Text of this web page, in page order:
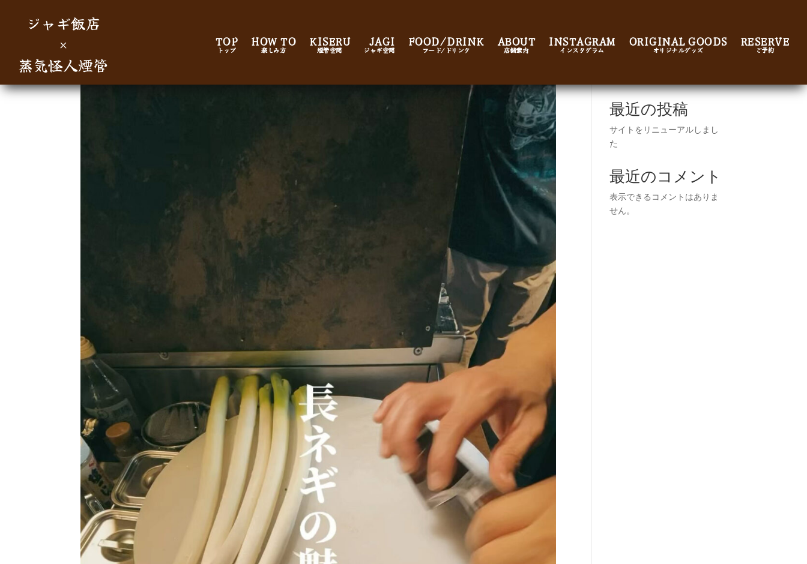
ジャギ飯店
×
蒸気怪人煙管
TOP
トップ
HOW TO
楽しみ方
KISERU
煙管空間
JAGI
ジャギ空間
FOOD/DRINK
フード/ドリンク
ABOUT
店舗案内
INSTAGRAM
インスタグラム
ORIGINAL GOODS
オリジナルグッズ
RESERVE
ご予約
北千住西口 ジャギ飯店✖️蒸気怪人煙管
最近の投稿
サイトをリニューアルしまし
た
最近のコメント
表示できるコメントはありま
せん。